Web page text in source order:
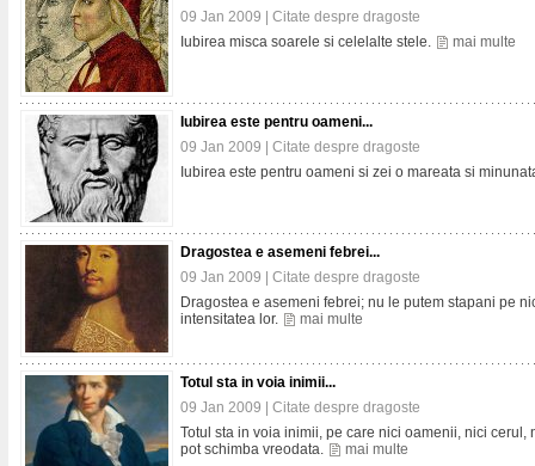
09 Jan 2009 | Citate despre dragoste
Iubirea misca soarele si celelalte stele.
mai multe
Iubirea este pentru oameni...
09 Jan 2009 | Citate despre dragoste
Iubirea este pentru oameni si zei o mareata si
Dragostea e asemeni febrei...
09 Jan 2009 | Citate despre dragoste
Dragostea e asemeni febrei; nu le putem stapani pe
intensitatea lor.
mai multe
Totul sta in voia inimii...
09 Jan 2009 | Citate despre dragoste
Totul sta in voia inimii, pe care nici oamenii, nici
pot schimba vreodata.
mai multe